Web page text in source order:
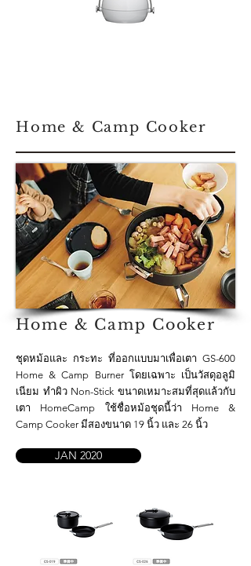
Home & Camp Cooker
Home & Camp Cooker
ชุดหม้อและ กระทะ ที่ออกแบบมาเพื่อเตา GS-600
Home & Camp Burner โดยเฉพาะ เป็นวัสดุอลูมิ
เนียม ทำผิว Non-Stick ขนาดเหมาะสมที่สุดแล้วกับ
เตา HomeCamp ใช้ชื่อหม้อชุดนี้ว่า Home &
Camp Cooker มีสองขนาด 19 นิ้ว และ 26 นิ้ว
JAN 2020